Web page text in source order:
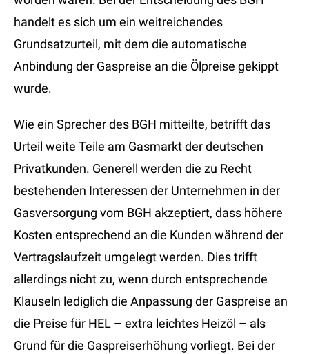
handelt es sich um ein weitreichendes
Grundsatzurteil, mit dem die automatische
Anbindung der Gaspreise an die Ölpreise gekippt
wurde.
Wie ein Sprecher des BGH mitteilte, betrifft das
Urteil weite Teile am Gasmarkt der deutschen
Privatkunden. Generell werden die zu Recht
bestehenden Interessen der Unternehmen in der
Gasversorgung vom BGH akzeptiert, dass höhere
Kosten entsprechend an die Kunden während der
Vertragslaufzeit umgelegt werden. Dies trifft
allerdings nicht zu, wenn durch entsprechende
Klauseln lediglich die Anpassung der Gaspreise an
die Preise für HEL – extra leichtes Heizöl – als
Grund für die Gaspreiserhöhung vorliegt. Bei der